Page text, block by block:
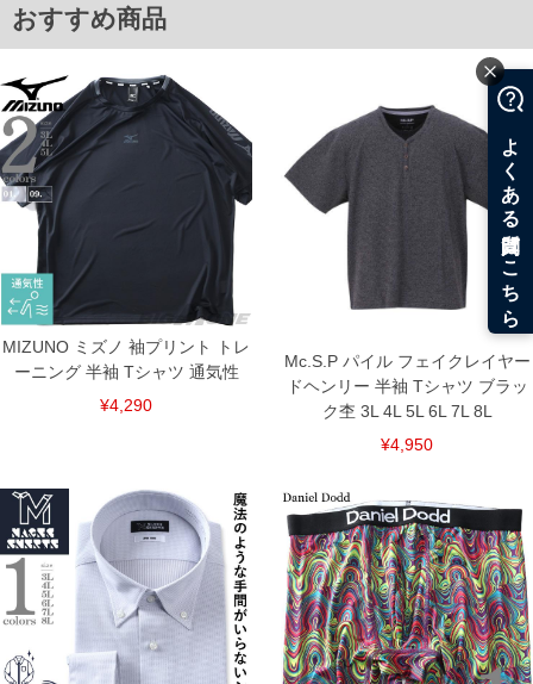
■素材・機能
・吸水速乾加工付きで、汗をかいてもさらりと快適
・UV対策機能付き
・通気性が良く、ムレにくい生地感
＝＝＝＝＝＝＝＝＝＝＝＝
透け感：無し
＝＝＝＝＝＝＝＝＝＝＝＝
■その他
【サイズについて】
サイズ表には実際の商品を採寸した実寸サイズを記載しています。
また、商品に表記されているサイズは適応サイズとなります。
吸水速乾／UV対策／ストレッチ／メッシュ／通気／軽量／裾ドローコー
ド／ワッペン
■サイズ表
サイズ/バスト/総丈/裾周り/肩幅/袖丈
3L/130/77/126/58/23
6L/160/83/156/64/26
単位はcm
※【返品交換について】
返品交換希望の方は、商品到着後1週間以内にご連絡ください。
下着(肌着)やワイシャツは商品の性質上、返品交換不可とさせて頂いております。予め
ご了承くださいませ。
※【ボトムの裾上げをご希望の場合】
裾上げ料金は500円+税となります。
備考欄に股下●cmとご記入下さい。（裾上げ無料対象商品は1本につき税込6,000円以
おすすめ商品
MIZUNO ミズノ 袖プリント トレ
ーニング 半袖 Tシャツ 通気性
¥4,290
Mc.S.P パイル フェイクレイヤー
ドヘンリー 半袖 Tシャツ ブラッ
ク杢 3L 4L 5L 6L 7L 8L
¥4,950